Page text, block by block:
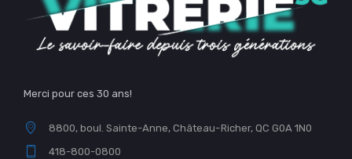
Merci pour ces 30 ans!
8800, boul. Sainte-Anne, Château-Richer, QC G0A 1N0
418-800-0800